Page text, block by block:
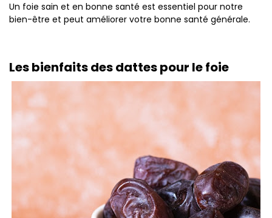
Un foie sain et en bonne santé est essentiel pour notre
bien-être et peut améliorer votre bonne santé générale.
Les bienfaits des dattes pour le foie